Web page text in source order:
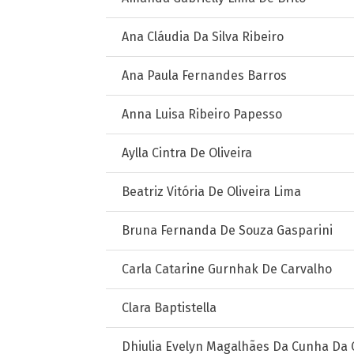
Ana Cláudia Da Silva Ribeiro
Ana Paula Fernandes Barros
Anna Luisa Ribeiro Papesso
Aylla Cintra De Oliveira
Beatriz Vitória De Oliveira Lima
Bruna Fernanda De Souza Gasparini
Carla Catarine Gurnhak De Carvalho
Clara Baptistella
Dhiulia Evelyn Magalhães Da Cunha Da